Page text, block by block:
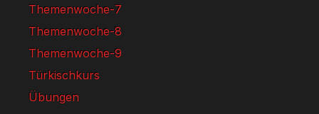
Themenwoche-7
Themenwoche-8
Themenwoche-9
Türkischkurs
Übungen